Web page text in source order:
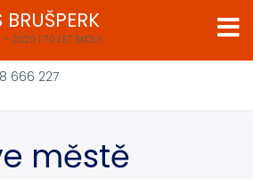
BRUŠPERK
– 2020 | 70 LET ŠKOLY
666 227
městě